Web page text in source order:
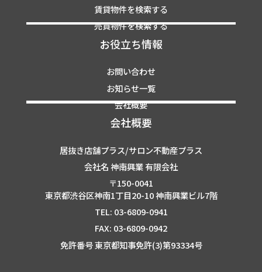
賃貸物件を検索する
売買物件を検索する
お役立ち情報
お問い合わせ
お知らせ一覧
会社概要
会社概要
居抜き店舗プラス/サロン不動産プラス
会社名 神南興業 有限会社
〒150-0041
東京都渋谷区神南1丁目20-10 神南興業ビル7階
TEL: 03-6809-0941
FAX: 03-6809-0942
免許番号 東京都知事免許(3)第93334号